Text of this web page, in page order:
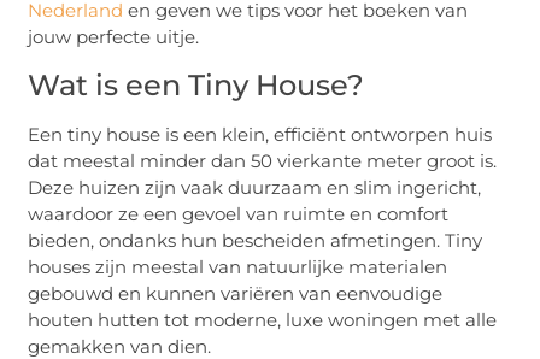
Nederland en geven we tips voor het boeken van
jouw perfecte uitje.
Wat is een Tiny House?
Een tiny house is een klein, efficiënt ontworpen huis
dat meestal minder dan 50 vierkante meter groot is.
Deze huizen zijn vaak duurzaam en slim ingericht,
waardoor ze een gevoel van ruimte en comfort
bieden, ondanks hun bescheiden afmetingen. Tiny
houses zijn meestal van natuurlijke materialen
gebouwd en kunnen variëren van eenvoudige
houten hutten tot moderne, luxe woningen met alle
gemakken van dien.